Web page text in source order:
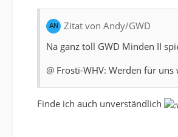
Zitat von Andy/GWD
Na ganz toll GWD Minden II
@ Frosti-WHV: Werden für
Finde ich auch unverständlich